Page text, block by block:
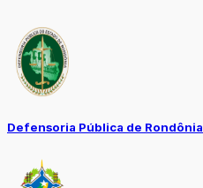
Defensoria Pública de Rondônia